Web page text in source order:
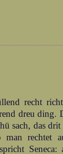
recht
dreu ding.
sach, das drit
rechtet
Seneca: